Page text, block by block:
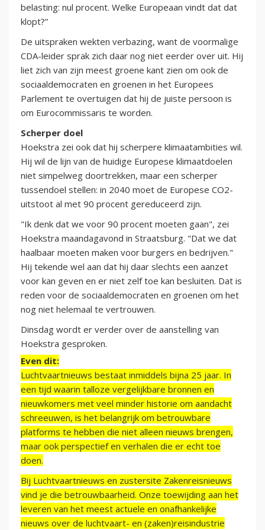
belasting: nul procent. Welke Europeaan vindt dat dat
klopt?”
De uitspraken wekten verbazing, want de voormalige
CDA-leider sprak zich daar nog niet eerder over uit. Hij
liet zich van zijn meest groene kant zien om ook de
sociaaldemocraten en groenen in het Europees
Parlement te overtuigen dat hij de juiste persoon is
om Eurocommissaris te worden.
Scherper doel
Hoekstra zei ook dat hij scherpere klimaatambities wil.
Hij wil de lijn van de huidige Europese klimaatdoelen
niet simpelweg doortrekken, maar een scherper
tussendoel stellen: in 2040 moet de Europese CO2-
uitstoot al met 90 procent gereduceerd zijn.
"Ik denk dat we voor 90 procent moeten gaan", zei
Hoekstra maandagavond in Straatsburg. "Dat we dat
haalbaar moeten maken voor burgers en bedrijven."
Hij tekende wel aan dat hij daar slechts een aanzet
voor kan geven en er niet zelf toe kan besluiten. Dat is
reden voor de sociaaldemocraten en groenen om het
nog niet helemaal te vertrouwen.
Dinsdag wordt er verder over de aanstelling van
Hoekstra gesproken.
Even dit:
Luchtvaartnieuws bestaat inmiddels bijna 25 jaar. In
een tijd waarin talloze vergelijkbare bronnen en
nieuwkomers met veel minder historie om aandacht
schreeuwen, is het belangrijk om betrouwbare
platforms te hebben die niet alleen nieuws brengen,
maar ook perspectief en verhalen die er echt toe
doen.
Bij Luchtvaartnieuws en zustersite Zakenreisnieuws
vind je die betrouwbaarheid. Onze toewijding aan het
leveren van het meest actuele en onafhankelijke
nieuws over de luchtvaart- en (zaken)reisindustrie